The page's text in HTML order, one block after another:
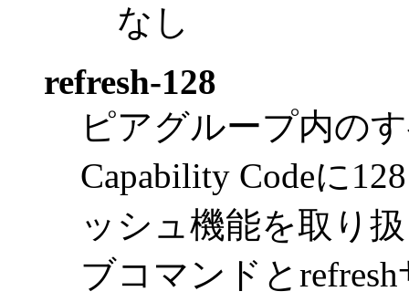
なし
refresh-128
ピアグループ内の
Capability Codeに
ッシュ機能を取り
ブコマンドと